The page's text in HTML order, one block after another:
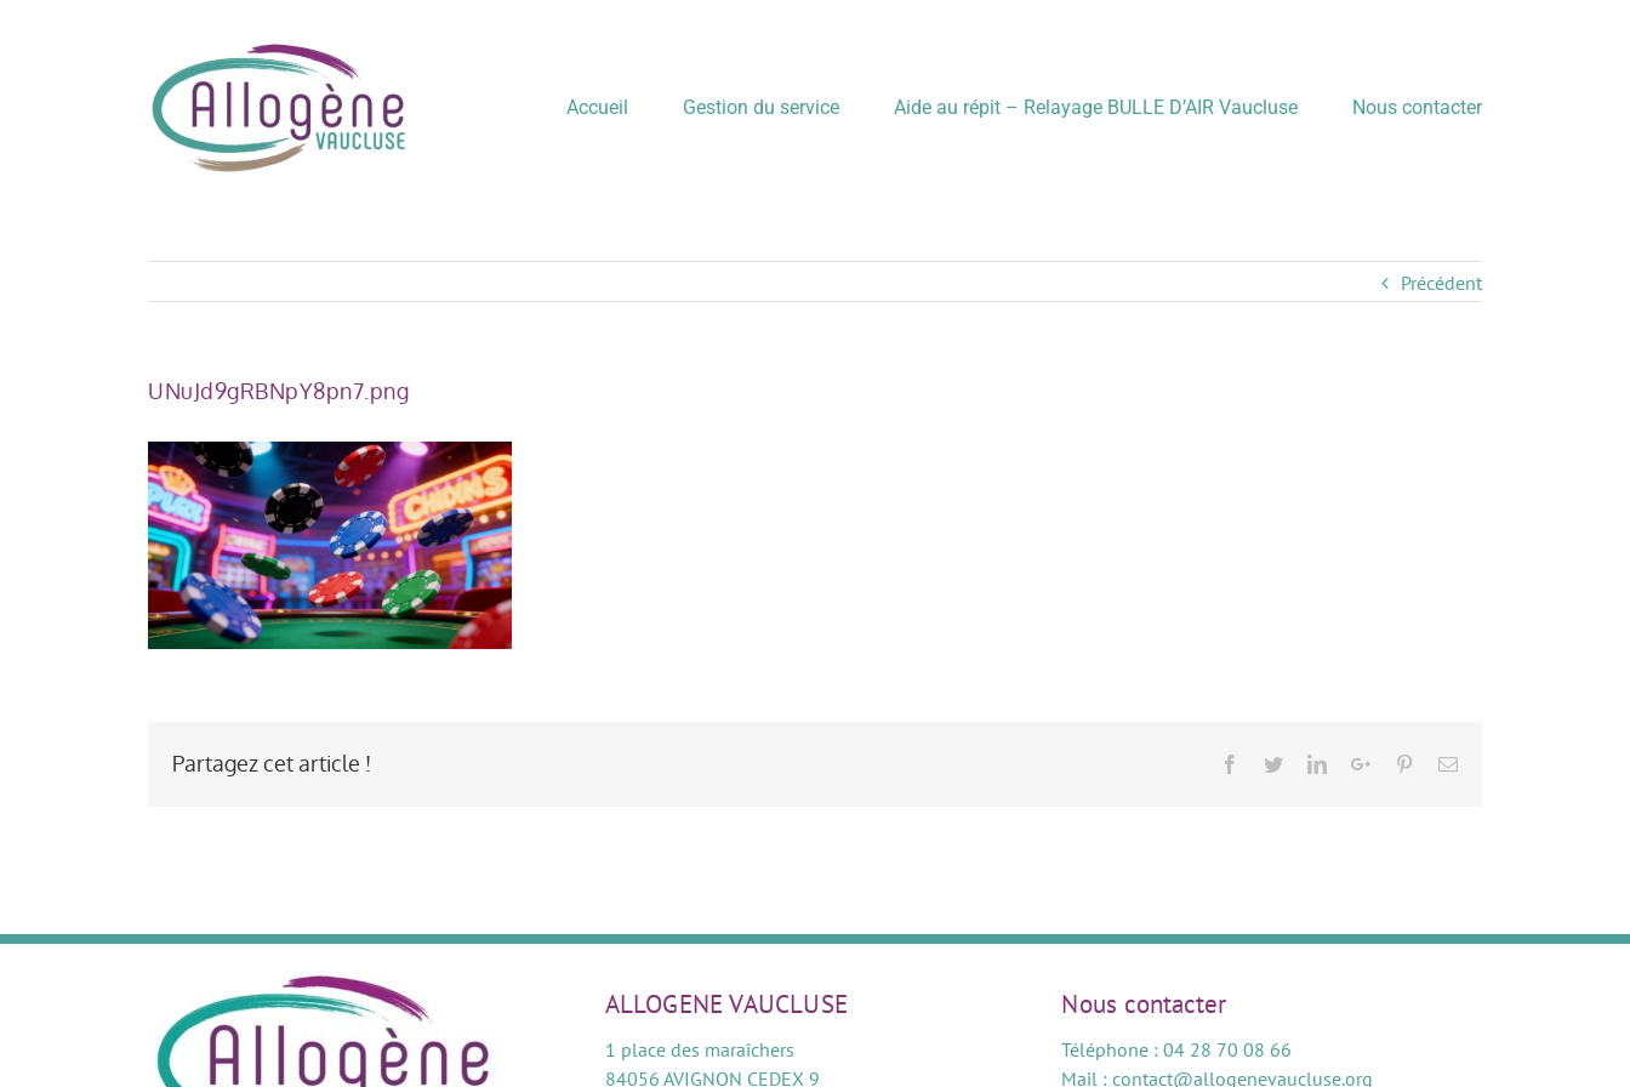
Accueil Gestion du service Aide au répit – Relayage BULLE D’AIR Vaucluse Nous contacter
Précédent
UNuJd9gRBNpY8pn7.png
Partagez cet article ! Facebook
TwitterLinkedInGoogle+PinterestEmail
ALLOGENE VAUCLUSE
1 place des maraîchers
84056 AVIGNON CEDEX 9
Nous contacter
Téléphone : 04 28 70 08 66
Mail :contact@allogenevaucluse.org